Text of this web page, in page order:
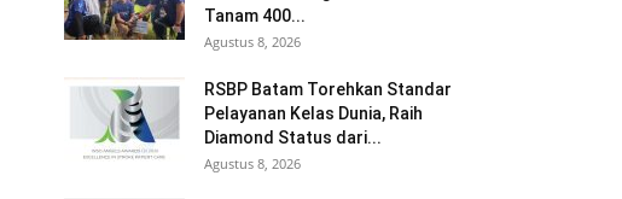
Tanam 400...
Agustus 8, 2026
RSBP Batam Torehkan Standar
Pelayanan Kelas Dunia, Raih
Diamond Status dari...
Agustus 8, 2026